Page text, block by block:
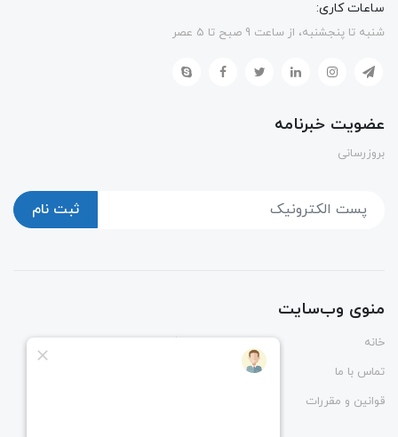
ساعات کاری:
شنبه تا پنجشنبه، از ساعت 9 صبح تا 5 عصر
عضویت خبرنامه
بروزرسانی
ثبت نام
منوی وب‌سایت
خانه
پوشاک
تماس با ما
قوانین و مقررات